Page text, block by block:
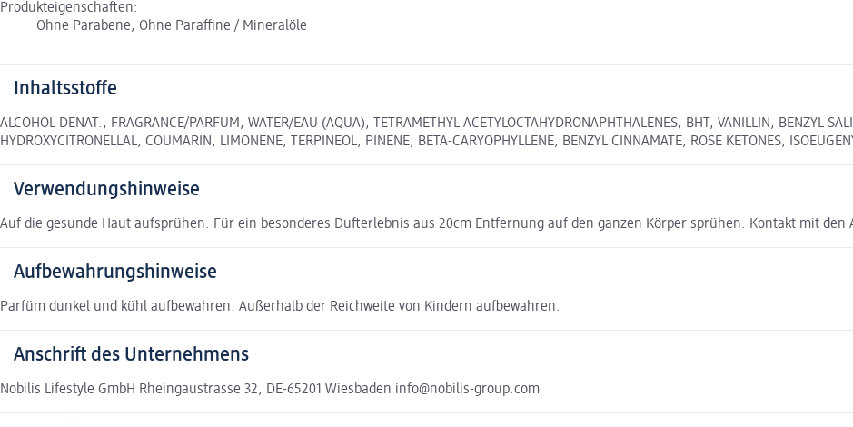
Produkteigenschaften:
Ohne Parabene, Ohne Paraffine / Mineralöle
Inhaltsstoffe
ALCOHOL DENAT., FRAGRANCE/PARFUM, WATER/EAU (AQUA), TETRAMETHYL ACETYLOCTAHYDRONAPHTHALENES, BHT, VANILLIN, BENZYL
HYDROXYCITRONELLAL, COUMARIN, LIMONENE, TERPINEOL, PINENE, BETA-CARYOPHYLLENE, BENZYL CINNAMATE, ROSE KETONES,
Verwendungshinweise
Auf die gesunde Haut aufsprühen. Für ein besonderes Dufterlebnis aus 20cm Entfernung auf den ganzen Körper sprühen. Kontakt mit den
Aufbewahrungshinweise
Parfüm dunkel und kühl aufbewahren. Außerhalb der Reichweite von Kindern aufbewahren.
Anschrift des Unternehmens
Nobilis Lifestyle GmbH Rheingaustrasse 32, DE-65201 Wiesbaden info@nobilis-group.com